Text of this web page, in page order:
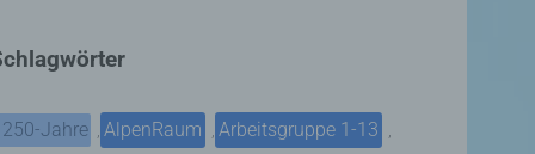
Jahre , AlpenRaum , Arbeitsgruppe 1-13 ,